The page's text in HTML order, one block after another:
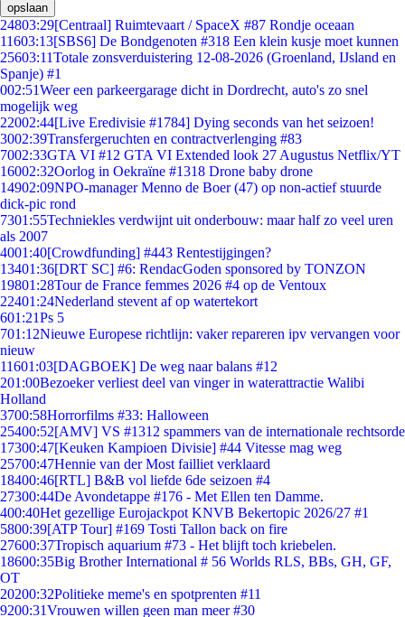
opslaan
24803:29[Centraal] Ruimtevaart / SpaceX #87 Rondje oceaan
11603:13[SBS6] De Bondgenoten #318 Een klein kusje moet kunnen
25603:11Totale zonsverduistering 12-08-2026 (Groenland, IJsland en
Spanje) #1
002:51Weer een parkeergarage dicht in Dordrecht, auto's zo snel
mogelijk weg
22002:44[Live Eredivisie #1784] Dying seconds van het seizoen!
3002:39Transfergeruchten en contractverlenging #83
7002:33GTA VI #12 GTA VI Extended look 27 Augustus Netflix/YT
16002:32Oorlog in Oekraïne #1318 Drone baby drone
14902:09NPO-manager Menno de Boer (47) op non-actief stuurde
dick-pic rond
7301:55Techniekles verdwijnt uit onderbouw: maar half zo veel uren
als 2007
4001:40[Crowdfunding] #443 Rentestijgingen?
13401:36[DRT SC] #6: RendacGoden sponsored by TONZON
19801:28Tour de France femmes 2026 #4 op de Ventoux
22401:24Nederland stevent af op watertekort
601:21Ps 5
701:12Nieuwe Europese richtlijn: vaker repareren ipv vervangen voor
nieuw
11601:03[DAGBOEK] De weg naar balans #12
201:00Bezoeker verliest deel van vinger in waterattractie Walibi
Holland
3700:58Horrorfilms #33: Halloween
25400:52[AMV] VS #1312 spammers van de internationale rechtsorde
17300:47[Keuken Kampioen Divisie] #44 Vitesse mag weg
25700:47Hennie van der Most failliet verklaard
18400:46[RTL] B&B vol liefde 6de seizoen #4
27300:44De Avondetappe #176 - Met Ellen ten Damme.
400:40Het gezellige Eurojackpot KNVB Bekertopic 2026/27 #1
5800:39[ATP Tour] #169 Tosti Tallon back on fire
27600:37Tropisch aquarium #73 - Het blijft toch kriebelen.
18600:35Big Brother International # 56 Worlds RLS, BBs, GH, GF,
OT
20200:32Politieke meme's en spotprenten #11
9200:31Vrouwen willen geen man meer #30